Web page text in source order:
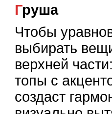
Груша
Чтобы
выбирать
верхней
топы с
создаст